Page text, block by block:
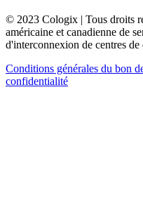
© 2023 Cologix | Tous droits
américaine et canadienne de
d'interconnexion de centres de
Conditions générales du bon
confidentialité